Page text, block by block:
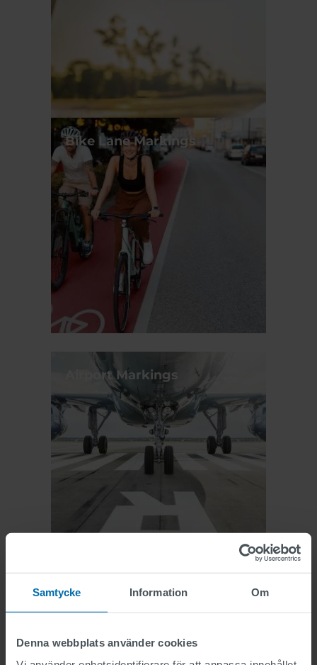
Samtycke Information Om
Denna webbplats använder cookies
Bike Lane Markings
Airport Markings
Playground and Schoolyard